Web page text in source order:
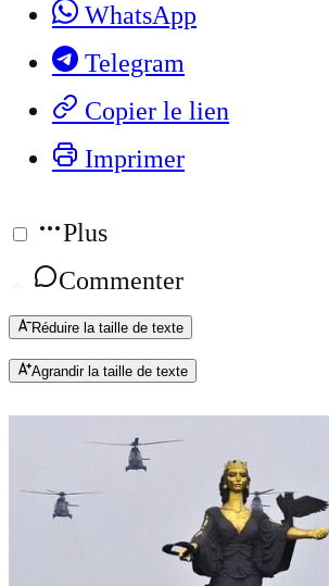
WhatsApp
Telegram
Copier le lien
Imprimer
Plus
Commenter
Réduire la taille de texte
Agrandir la taille de texte